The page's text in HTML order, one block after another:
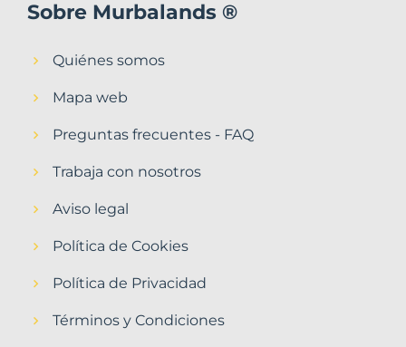
Sobre Murbalands ®
Quiénes somos
Mapa web
Preguntas frecuentes - FAQ
Trabaja con nosotros
Aviso legal
Política de Cookies
Política de Privacidad
Términos y Condiciones